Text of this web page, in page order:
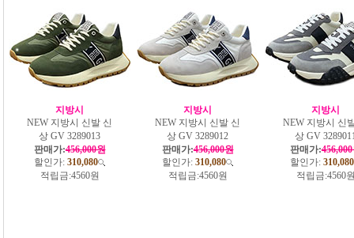
지방시
NEW 지방시 신발 신
상 GV 3289013
판매가:456,000원
할인가: 310,080
적립금:4560원
지방시
NEW 지방시 신발 신
상 GV 3289012
판매가:456,000원
할인가: 310,080
적립금:4560원
지방시
NEW 지방시 신
상 GV
판매가:
할인가: 310,080
적립금:4560